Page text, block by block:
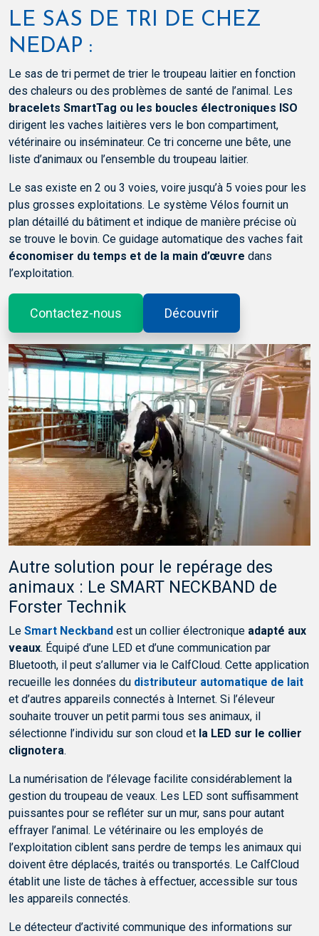
LE SAS DE TRI DE CHEZ
NEDAP :
Le sas de tri permet de trier le troupeau laitier en fonction
des chaleurs ou des problèmes de santé de l’animal. Les
bracelets SmartTag ou les boucles électroniques ISO
dirigent les vaches laitières vers le bon compartiment,
vétérinaire ou inséminateur. Ce tri concerne une bête, une
liste d’animaux ou l’ensemble du troupeau laitier.
Le sas existe en 2 ou 3 voies, voire jusqu’à 5 voies pour les
plus grosses exploitations. Le système Vélos fournit un
plan détaillé du bâtiment et indique de manière précise où
se trouve le bovin. Ce guidage automatique des vaches fait
économiser du temps et de la main d’œuvre dans
l’exploitation.
Contactez-nous Découvrir
Autre solution pour le repérage des
animaux : Le SMART NECKBAND de
Forster Technik
Le Smart Neckband est un collier électronique adapté aux
veaux. Équipé d’une LED et d’une communication par
Bluetooth, il peut s’allumer via le CalfCloud. Cette application
recueille les données du distributeur automatique de lait
et d’autres appareils connectés à Internet. Si l’éleveur
souhaite trouver un petit parmi tous ses animaux, il
sélectionne l’individu sur son cloud et la LED sur le collier
clignotera.
La numérisation de l’élevage facilite considérablement la
gestion du troupeau de veaux. Les LED sont suffisamment
puissantes pour se refléter sur un mur, sans pour autant
effrayer l’animal. Le vétérinaire ou les employés de
l’exploitation ciblent sans perdre de temps les animaux qui
doivent être déplacés, traités ou transportés. Le CalfCloud
établit une liste de tâches à effectuer, accessible sur tous
les appareils connectés.
Le détecteur d’activité communique des informations sur